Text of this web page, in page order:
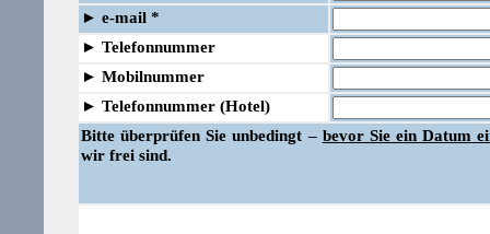
► e-mail *
► Telefonnummer
► Mobilnummer
► Telefonnummer (Hotel)
Bitte überprüfen Sie unbedingt – bevor Sie ein Datum
wir frei sind.